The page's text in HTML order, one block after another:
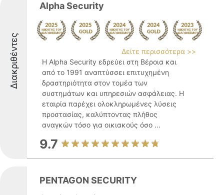
Διακριθέντες
Alpha Security
Δείτε περισσότερα >>
Η Alpha Security εδρεύει στη Βέροια και
από το 1991 αναπτύσσει επιτυχημένη
δραστηριότητα στον τομέα των
συστημάτων και υπηρεσιών ασφάλειας. Η
εταιρία παρέχει ολοκληρωμένες λύσεις
προστασίας, καλύπτοντας πλήθος
αναγκών τόσο για οικιακούς όσο ...
9.7
PENTAGON SECURITY